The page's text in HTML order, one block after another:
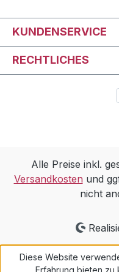
KUNDENSERVICE
RECHTLICHES
Alle Preise inkl.
Versandkostenund
nicht
Diese Website
Erfahrung bieten zu